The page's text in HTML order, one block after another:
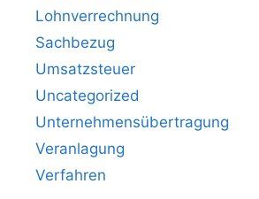
Lohnverrechnung
Sachbezug
Umsatzsteuer
Uncategorized
Unternehmensübertragung
Veranlagung
Verfahren